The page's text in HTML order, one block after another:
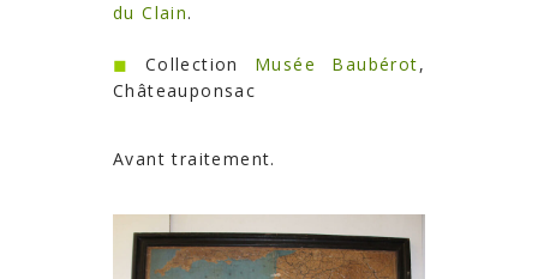
du Clain.
◼︎ Collection Musée Baubérot,
Châteauponsac
Avant traitement.